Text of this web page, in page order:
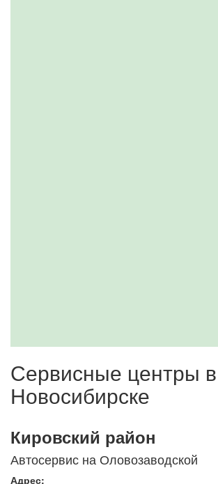
Сервисные центры в
Новосибирске
Кировский район
Автосервис на Оловозаводской
Адрес: